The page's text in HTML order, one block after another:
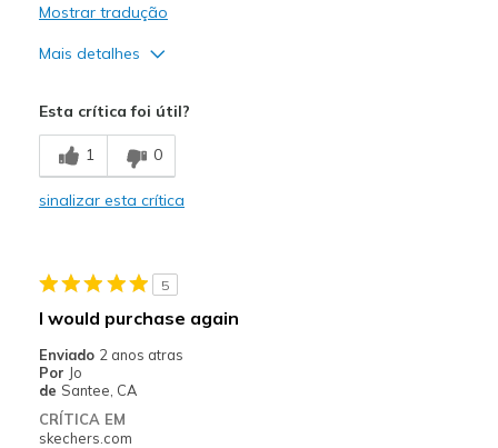
Mostrar tradução
Mais detalhes
Comfortable
Going Out
Travel
Width
Esta crítica foi útil?
1 0
sinalizar esta crítica
5
I would purchase again
Enviado 2 anos atras
Por Jo
de Santee, CA
CRÍTICA EM
skechers.com